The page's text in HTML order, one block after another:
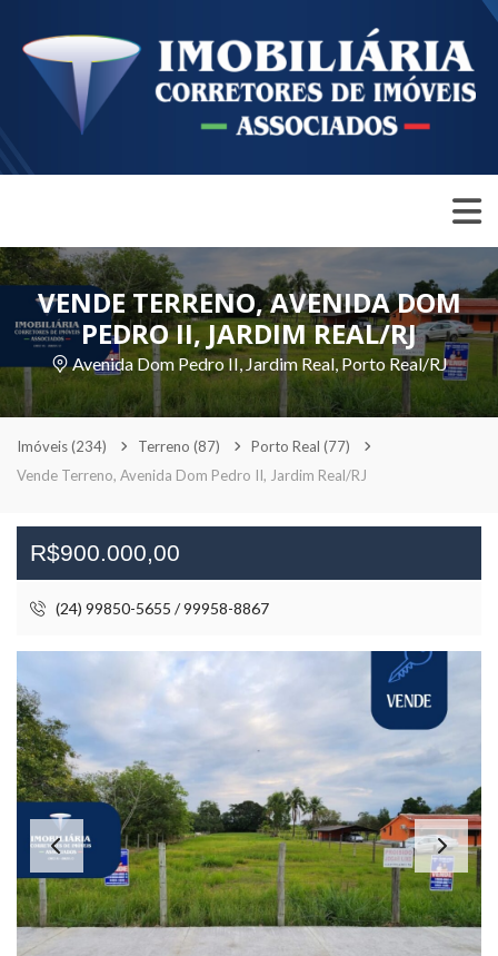
VENDE TERRENO, AVENIDA DOM
PEDRO II, JARDIM REAL/RJ
Avenida Dom Pedro II, Jardim Real, Porto Real/RJ
Imóveis(234) Terreno (87) Porto Real (77)
Vende Terreno, Avenida Dom Pedro II, Jardim Real/RJ
R$900.000,00
(24) 99850-5655 / 99958-8867